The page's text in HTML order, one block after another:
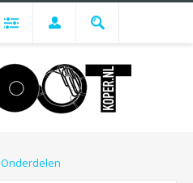
Onderdelen